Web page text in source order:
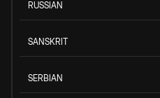
RUSSIAN
SANSKRIT
SERBIAN